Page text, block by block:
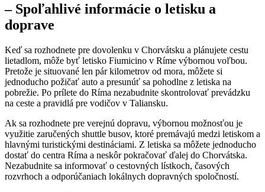
– Spoľahlivé informácie o letisku a
doprave
Keď sa rozhodnete pre dovolenku v Chorvátsku a plánujete cestu
lietadlom, môže byť letisko Fiumicino v Ríme výbornou voľbou.
Pretože je situované len pár kilometrov od mora, môžete si
jednoducho požičať auto a presunúť sa pohodlne z letiska na
pobrežie. Po prílete do Ríma nezabudnite skontrolovať prevádzku
na ceste a pravidlá pre vodičov v Taliansku.
Ak sa rozhodnete pre verejnú dopravu, výbornou možnosťou je
využitie zaručených shuttle busov, ktoré premávajú medzi letiskom a
hlavnými turistickými destináciami. Z letiska sa môžete jednoducho
dostať do centra Ríma a neskôr pokračovať ďalej do Chorvátska.
Nezabudnite sa informovať o cestovných lístkoch, časových
rozvrhoch a odporúčaniach lokálnych dopravných spoločností.